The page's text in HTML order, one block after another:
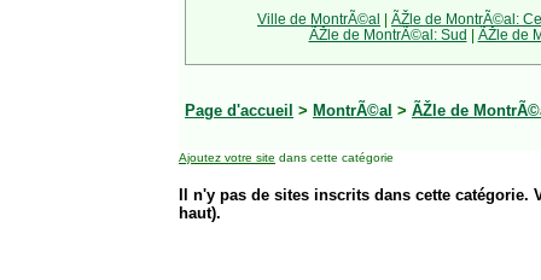
Ville de MontrÃ©al | ÃŽle de MontrÃ©al:
ÃŽle de MontrÃ©al: Sud | ÃŽle de
Page d'accueil > MontrÃ©al > ÃŽle de
Ajoutez votre site dans cette catégorie
Il n'y pas de sites inscrits dans cette
haut).